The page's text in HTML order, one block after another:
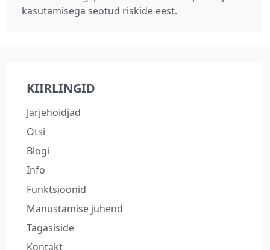
kasutamisega seotud riskide eest.
KIIRLINGID
Järjehoidjad
Otsi
Blogi
Info
Funktsioonid
Manustamise juhend
Tagasiside
Kontakt